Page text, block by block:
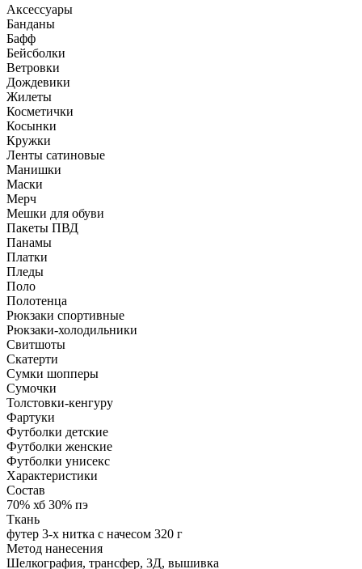
Аксессуары
Банданы
Бафф
Бейсболки
Ветровки
Дождевики
Жилеты
Косметички
Косынки
Кружки
Ленты сатиновые
Манишки
Маски
Мерч
Мешки для обуви
Пакеты ПВД
Панамы
Платки
Пледы
Поло
Полотенца
Рюкзаки спортивные
Рюкзаки-холодильники
Свитшоты
Скатерти
Сумки шопперы
Сумочки
Толстовки-кенгуру
Фартуки
Футболки детские
Футболки женские
Футболки унисекс
Характеристики
Состав
70% хб 30% пэ
Ткань
футер 3-х нитка с начесом 320 г
Метод нанесения
Шелкография, трансфер, 3Д, вышивка